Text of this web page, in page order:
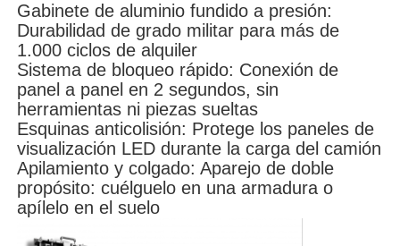
Gabinete de aluminio fundido a presión:
Durabilidad de grado militar para más de
1.000 ciclos de alquiler
Sistema de bloqueo rápido: Conexión de
panel a panel en 2 segundos, sin
herramientas ni piezas sueltas
Esquinas anticolisión: Protege los paneles de
visualización LED durante la carga del camión
Apilamiento y colgado: Aparejo de doble
propósito: cuélguelo en una armadura o
apílelo en el suelo